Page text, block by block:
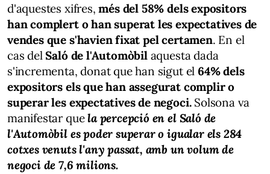
d'aquestes xifres,més del 58% dels expositors
han complert o han superat les expectatives de
vendes que s'havien fixat pel certamen. En el
cas delSaló de l'Automòbilaquesta dada
s'incrementa, donat que han sigut el 64% dels
expositors els que han assegurat complir o
superar les expectatives de negoci.Solsona va
manifestar quela percepció en el Saló de
l'Automòbil es poder superar o igualar els 284
cotxes venuts l'any passat, amb un volum de
negoci de 7,6 milions.